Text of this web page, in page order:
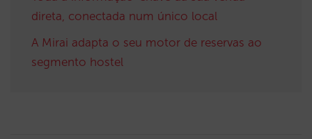
direta, conectada num único local
A Mirai adapta o seu motor de reservas ao
segmento hostel